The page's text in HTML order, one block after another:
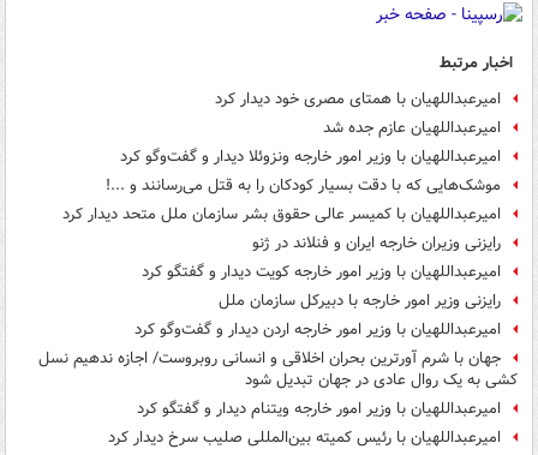
اخبار مرتبط
امیرعبداللهیان با همتای مصری خود دیدار کرد
امیرعبداللهیان عازم جده شد
امیرعبداللهیان با وزیر امور خارجه ونزوئلا دیدار و گفت‌وگو کرد
موشک‌هایی که با دقت بسیار کودکان را به قتل می‌رسانند و ...!
امیرعبداللهیان با کمیسر عالی حقوق بشر سازمان ملل متحد دیدار کرد
رایزنی وزیران خارجه ایران و فنلاند در ژنو
امیرعبداللهیان با وزیر امور خارجه کویت دیدار و گفتگو کرد
رایزنی وزیر امور خارجه با دبیرکل سازمان ملل
امیرعبداللهیان با وزیر امور خارجه اردن دیدار و گفت‌وگو کرد
جهان با شرم آورترین بحران اخلاقی و انسانی روبروست/ اجازه ندهیم نسل
کشی به یک روال عادی در جهان تبدیل شود
امیرعبداللهیان با وزیر امور خارجه ویتنام دیدار و گفتگو کرد
امیرعبداللهیان با رئیس کمیته بین‌المللی صلیب سرخ دیدار کرد